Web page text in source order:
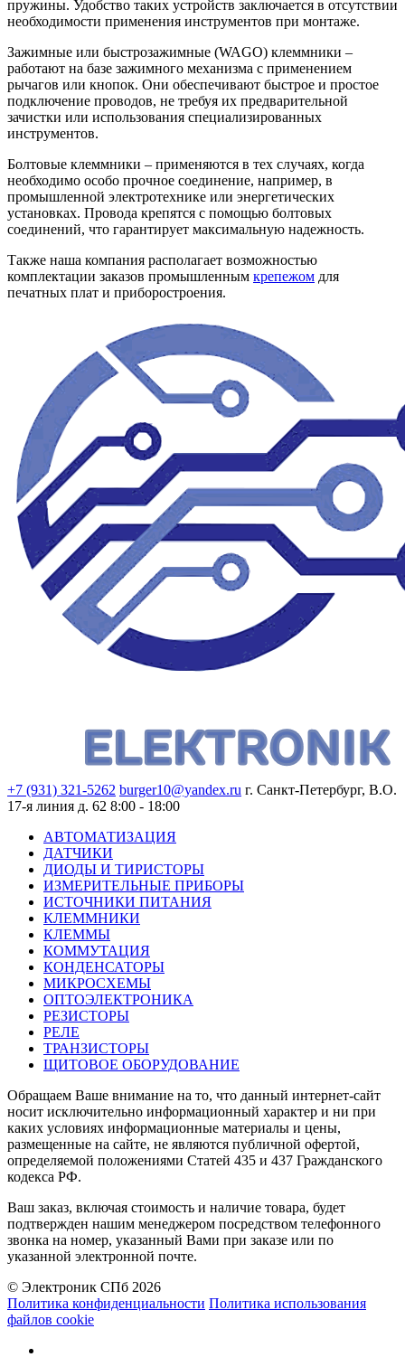
пружины. Удобство таких устройств заключается в отсутствии
необходимости применения инструментов при монтаже.
Зажимные или быстрозажимные (WAGO) клеммники –
работают на базе зажимного механизма с применением
рычагов или кнопок. Они обеспечивают быстрое и простое
подключение проводов, не требуя их предварительной
зачистки или использования специализированных
инструментов.
Болтовые клеммники – применяются в тех случаях, когда
необходимо особо прочное соединение, например, в
промышленной электротехнике или энергетических
установках. Провода крепятся с помощью болтовых
соединений, что гарантирует максимальную надежность.
Также наша компания располагает возможностью
комплектации заказов промышленным крепежом для
печатных плат и приборостроения.
+7 (931) 321-5262 burger10@yandex.ru г. Санкт-Петербург, В.О.
17-я линия д. 62 8:00 - 18:00
АВТОМАТИЗАЦИЯ
ДАТЧИКИ
ДИОДЫ И ТИРИСТОРЫ
ИЗМЕРИТЕЛЬНЫЕ ПРИБОРЫ
ИСТОЧНИКИ ПИТАНИЯ
КЛЕММНИКИ
КЛЕММЫ
КОММУТАЦИЯ
КОНДЕНСАТОРЫ
МИКРОСХЕМЫ
ОПТОЭЛЕКТРОНИКА
РЕЗИСТОРЫ
РЕЛЕ
ТРАНЗИСТОРЫ
ЩИТОВОЕ ОБОРУДОВАНИЕ
Обращаем Ваше внимание на то, что данный интернет-сайт
носит исключительно информационный характер и ни при
каких условиях информационные материалы и цены,
размещенные на сайте, не являются публичной офертой,
определяемой положениями Статей 435 и 437 Гражданского
кодекса РФ.
Ваш заказ, включая стоимость и наличие товара, будет
подтвержден нашим менеджером посредством телефонного
звонка на номер, указанный Вами при заказе или по
указанной электронной почте.
© Электроник СПб 2026
Политика конфиденциальности Политика использования
файлов cookie